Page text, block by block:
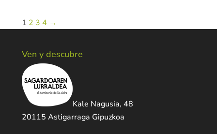
1 2 3 4 →
Ven y descubre
Kale Nagusia, 48
20115 Astigarraga Gipuzkoa